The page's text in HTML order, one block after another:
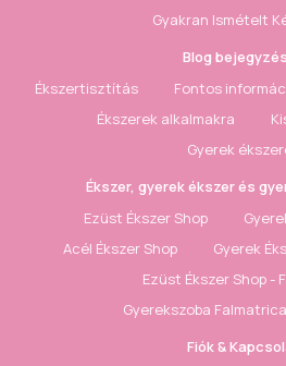
Gyakran Ismételt
Blog
Ékszertisztítás
Fontos
Ékszerek alkalmakra
Gyerek
Ékszer, gyerek ékszer és
Ezüst Ékszer Shop
Acél Ékszer Shop
Gyerek
Ezüst Ékszer Shop -
Gyerekszoba
Fiók &